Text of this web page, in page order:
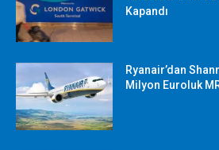
Kapandı
Ryanair’dan
Milyon Euroluk